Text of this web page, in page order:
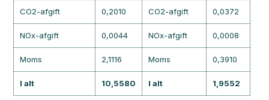
CO2-afgift 0,2010 CO2-afgift 0,0372
NOx-afgift 0,0044 NOx-afgift 0,0008
Moms 2,1116 Moms 0,3910
I alt 10,5580 I alt 1,9552